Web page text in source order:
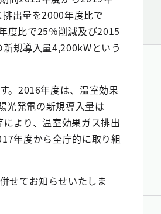
出量を2000年度比で
度比で25％削減及び2015
規導入量4,200kWという
。2016年度は、温室効果
光発電の新規導入量は
より、温室効果ガス排出
年度から全庁的に取り組
せてお知らせいたしま